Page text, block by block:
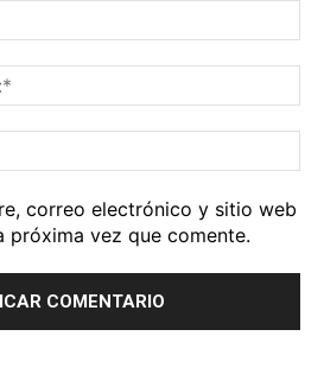
correo electrónico y sitio web
próxima vez que comente.